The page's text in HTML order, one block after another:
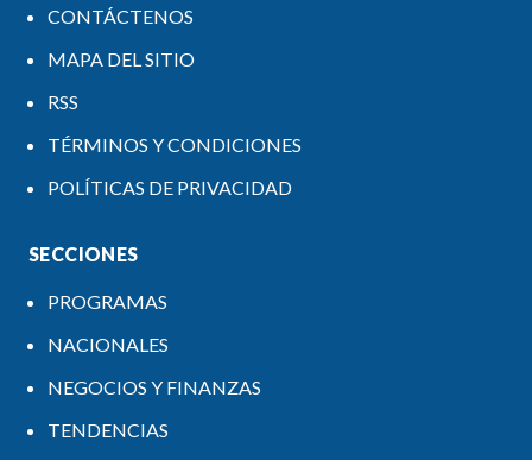
CONTÁCTENOS
MAPA DEL SITIO
RSS
TÉRMINOS Y CONDICIONES
POLÍTICAS DE PRIVACIDAD
SECCIONES
PROGRAMAS
NACIONALES
NEGOCIOS Y FINANZAS
TENDENCIAS